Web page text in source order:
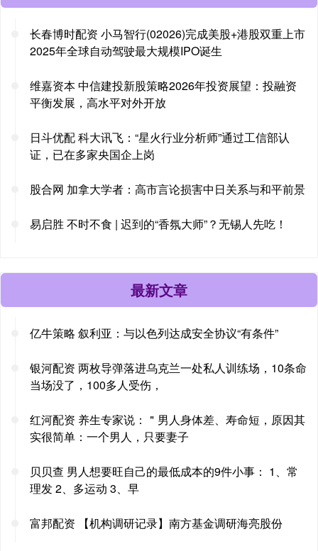
长春博时配资 小马智行(02026)完成美股+港股双重上市
2025年全球自动驾驶最大规模IPO诞生
维嘉资本 中信建投新股策略2026年投资展望：投融资
平衡发展，高水平对外开放
日斗优配 科大讯飞：“星火行业分析师”通过工信部认
证，已在多家央国企上岗
股合网 加拿大学者：高市言论损害中日关系与和平前景
易启胜 不时不食 | 迟到的“香氛大师”？无锡人先吃！
最新文章
亿牛策略 叙利亚：与以色列达成安全协议“有条件”
银河配资 两枚导弹落进乌克兰一处私人训练场，10条命
当场没了，100多人受伤，
红河配资 养生专家说：＂男人身体差、寿命短，原因其
实很简单：一个男人，只要妻子
贝贝查 男人想要旺自己的最低成本的9件小事： 1、常
理发 2、多运动 3、早
富邦配资 【机构调研记录】南方基金调研海亮股份